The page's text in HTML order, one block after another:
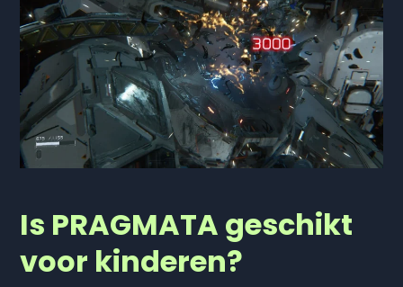
Is PRAGMATA geschikt
voor kinderen?